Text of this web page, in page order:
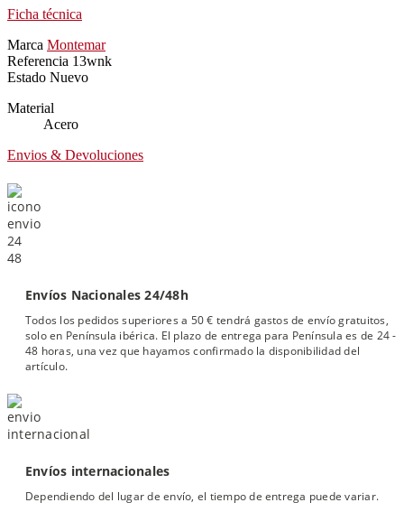
Ficha técnica
Marca Montemar
Referencia 13wnk
Estado Nuevo
Material
Acero
Envios & Devoluciones
Envíos Nacionales 24/48h
Todos los pedidos superiores a 50 € tendrá gastos de envío gratuitos,
solo en Península ibérica. El plazo de entrega para Península es de 24 -
48 horas, una vez que hayamos confirmado la disponibilidad del
artículo.
Envíos internacionales
Dependiendo del lugar de envío, el tiempo de entrega puede variar.